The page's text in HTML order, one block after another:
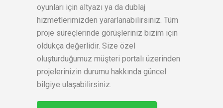
oyunları için altyazı ya da dublaj
hizmetlerimizden yararlanabilirsiniz. Tüm
proje süreçlerinde görüşleriniz bizim için
oldukça değerlidir. Size özel
oluşturduğumuz müşteri portalı üzerinden
projelerinizin durumu hakkında güncel
bilgiye ulaşabilirsiniz.